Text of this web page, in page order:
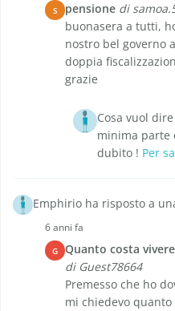
S pensione di
buonasera a tutti,
nostro bel governo
doppia
grazie
Cosa vuol
minima parte
dubito ! Per
Emphirio ha risposto a
6 anni fa
G
Quanto costa
di Guest78664
Premesso che ho
mi chiedevo